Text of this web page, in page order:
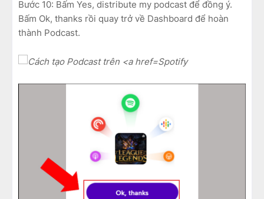
Bước 10: Bấm Yes, distribute my podcast để đồng ý.
Bấm Ok, thanks rồi quay trở về Dashboard để hoàn
thành Podcast.
Spotify